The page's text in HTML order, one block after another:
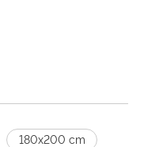
180x200 cm